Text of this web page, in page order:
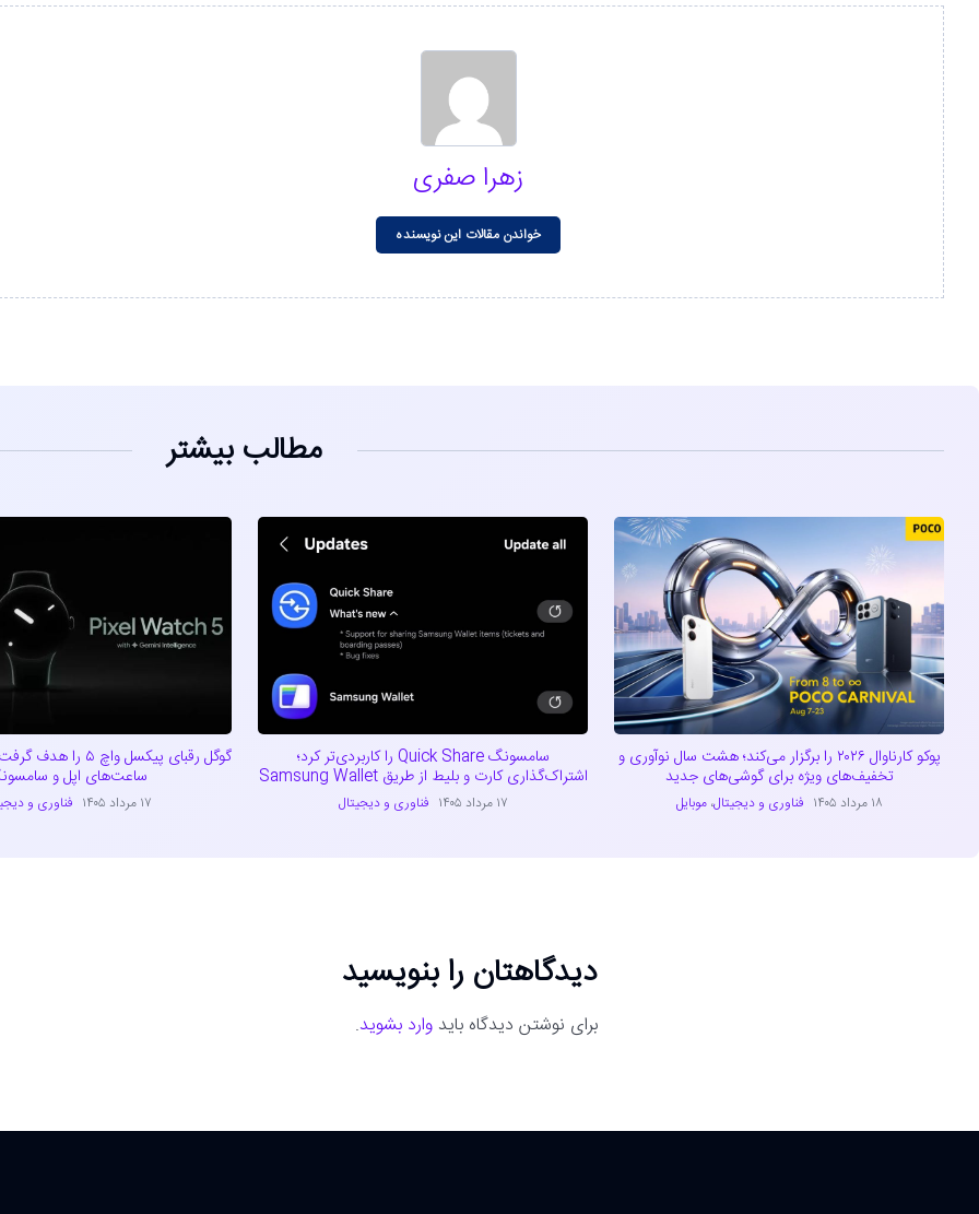
زهرا صفری
خواندن مقالات این نویسنده
مطالب بیشتر
پوکو کارناوال ۲۰۲۶ را برگزار می‌کند؛ هشت سال نوآوری و
تخفیف‌های ویژه برای گوشی‌های جدید
۱۸ مرداد ۱۴۰۵ فناوری و دیجیتال،موبایل
سامسونگ Quick Share را کاربردی‌تر کرد؛
اشتراک‌گذاری کارت و بلیط از طریق Samsung Wallet
۱۷ مرداد ۱۴۰۵ فناوری و دیجیتال
گوگل رقبای پیکسل واچ
ساعت‌های اپل و
۱۷ مرداد ۱۴۰۵ فناوری و
دیدگاهتان را بنویسید
برای نوشتن دیدگاه بایدوارد بشوید.